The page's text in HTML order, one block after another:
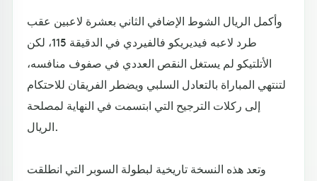
وأكمل الريال الشوط الإضافي الثاني بعشرة لاعبين عقب
طرد لاعبه فيديريكو فالفيردي في الدقيقة 115، لكن
الأتلتيكو لم يستغل النقص العددي في صفوف منافسه،
لتنتهي المباراة بالتعادل السلبي ويضطر الفريقان للاحتكام
إلى ركلات الترجيح التي ابتسمت في النهاية لمصلحة
الريال.
وتعد هذه النسخة تاريخية لبطولة السوبر التي انطلقت